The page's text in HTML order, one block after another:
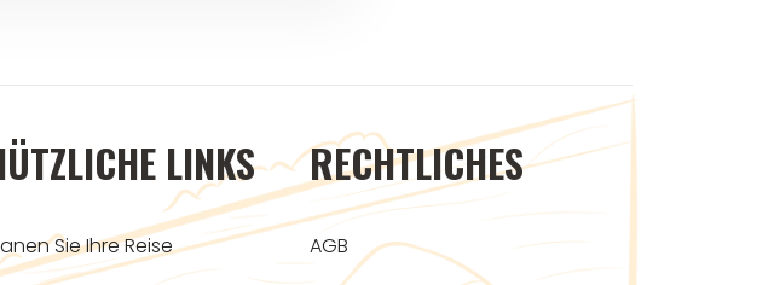
LINKS
Sie Ihre Reise
RECHTLICHES
AGB